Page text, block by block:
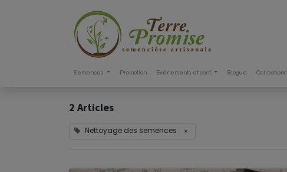
Semences Promotion Événements et conf. Blogue Collections
2 Articles
Nettoyage des semences ×